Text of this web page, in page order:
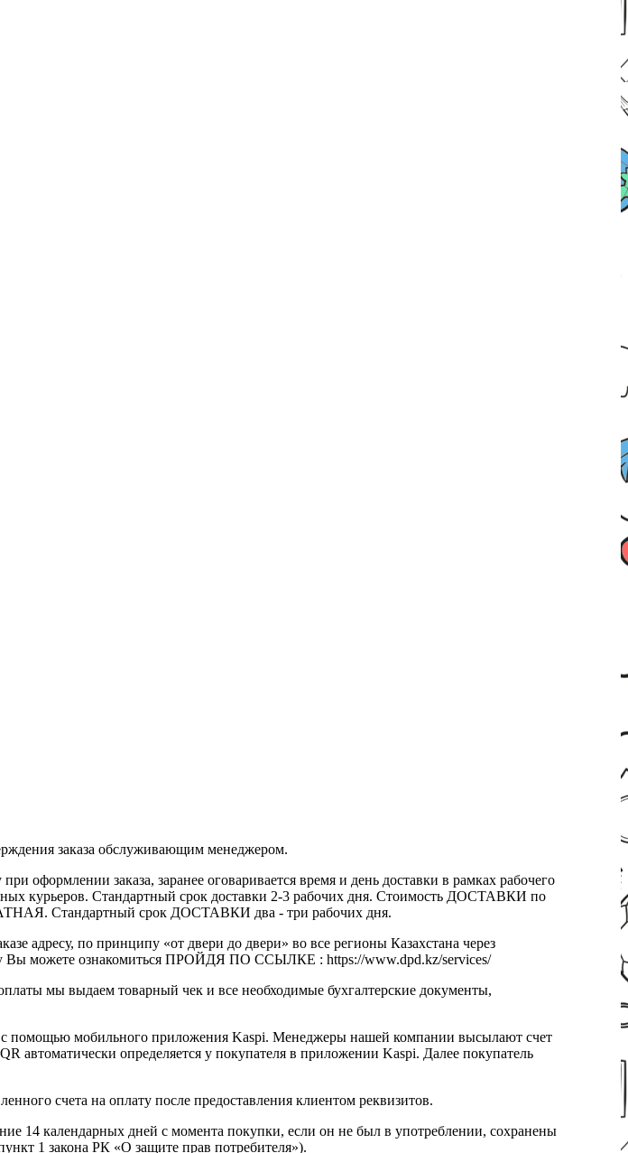
заказа обслуживающим менеджером.
оформлении заказа, заранее оговаривается время и день доставки в рамках рабочего
курьеров. Стандартный срок доставки 2-3 рабочих дня. Стоимость ДОСТАВКИ по
Стандартный срок ДОСТАВКИ два - три рабочих дня.
адресу, по принципу «от двери до двери» во все регионы Казахстана через
Вы можете ознакомиться ПРОЙДЯ ПО ССЫЛКЕ : https://www.dpd.kz/services/
мы выдаем товарный чек и все необходимые бухгалтерские документы,
помощью мобильного приложения Kaspi. Менеджеры нашей компании высылают счет
автоматически определяется у покупателя в приложении Kaspi. Далее покупатель
счета на оплату после предоставления клиентом реквизитов.
14 календарных дней с момента покупки, если он не был в употреблении, сохранены
1 закона РК «О защите прав потребителя»).